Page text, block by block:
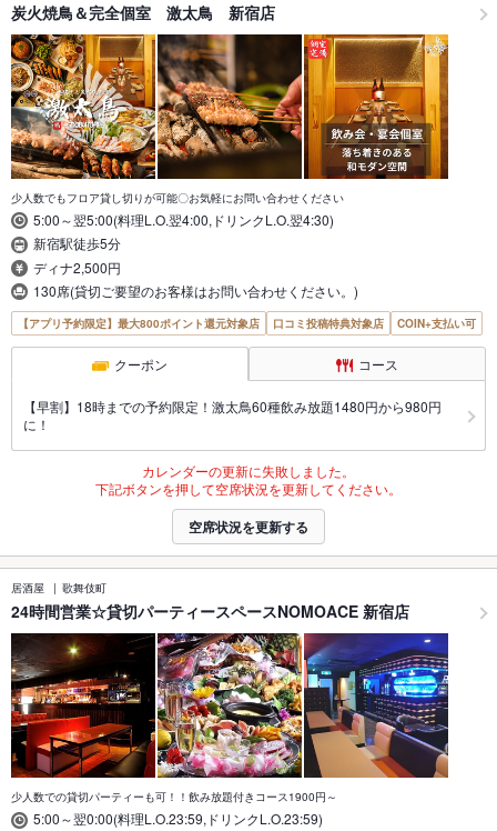
炭火焼鳥＆完全個室 激太鳥 新宿店
少人数でもフロア貸し切りが可能〇お気軽にお問い合わせください
5:00～翌5:00(料理L.O.翌4:00,ドリンクL.O.翌4:30)
新宿駅徒歩5分
ディナ2,500円
130席(貸切ご要望のお客様はお問い合わせください。)
【アプリ予約限定】最大800ポイント還元対象店 口コミ投稿特典対象店 COIN+支払い可
クーポン コース
【早割】18時までの予約限定！激太鳥60種飲み放題1480円から980円
に！
カレンダーの更新に失敗しました。
下記ボタンを押して空席状況を更新してください。
空席状況を更新する
居酒屋 歌舞伎町
24時間営業☆貸切パーティースペースNOMOACE 新宿店
少人数での貸切パーティーも可！！飲み放題付きコース1900円～
5:00～翌0:00(料理L.O.23:59,ドリンクL.O.23:59)